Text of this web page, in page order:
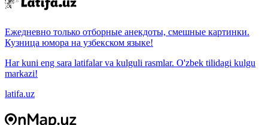
Ежедневно только отборные анекдоты, смешные картинки.
Кузница юмора на узбекском языке!
Har kuni eng sara latifalar va kulguli rasmlar. O'zbek tilidagi kulgu
markazi!
latifa.uz